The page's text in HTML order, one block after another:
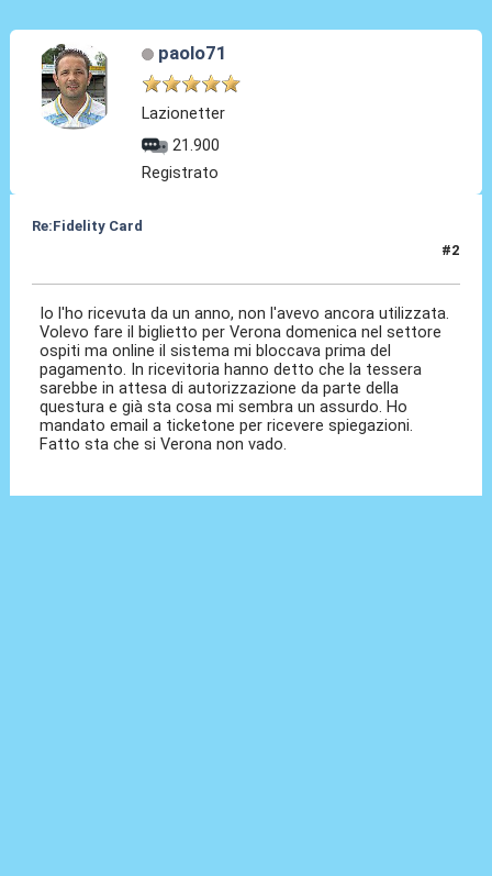
paolo71
Lazionetter
21.900
Registrato
Re:Fidelity Card
#2
Io l'ho ricevuta da un anno, non l'avevo ancora utilizzata.
Volevo fare il biglietto per Verona domenica nel settore
ospiti ma online il sistema mi bloccava prima del
pagamento. In ricevitoria hanno detto che la tessera
sarebbe in attesa di autorizzazione da parte della
questura e già sta cosa mi sembra un assurdo. Ho
mandato email a ticketone per ricevere spiegazioni.
Fatto sta che si Verona non vado.